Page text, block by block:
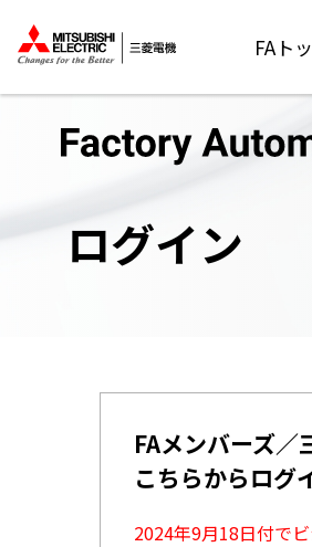
FAト
ログイン
FAメンバーズ
こちらからログ
2024年9月18日付で